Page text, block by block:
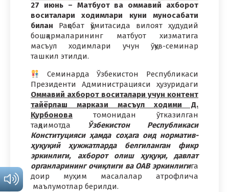
27 июнь – Матбуот ва оммавий ахборот
воситалари ходимлари куни муносабати
билан Рақобат қўмитасида вилоят ҳудудий
бошқармаларининг матбуот хизматига
масъул ходимлари учун ўқув-семинар
ташкил этилди.
Семинарда Ўзбекистон Республикаси
Президенти Администрацияси ҳузуридаги
Оммавий ахборот воситалари учун контент
тайёрлаш маркази масъул ходими Д.
Қурбонова томонидан ўтказилган
тақдимотда Ўзбекистон Республикаси
Конституцияси ҳамда соҳага оид норматив-
ҳуқуқий ҳужжатларда белгиланган фикр
эркинлиги, ахборот олиш ҳуқуқи, давлат
органларининг очиқлиги ва ОАВ эркинлигига
доир муҳим масалалар атрофлича
маълумотлар берилди.